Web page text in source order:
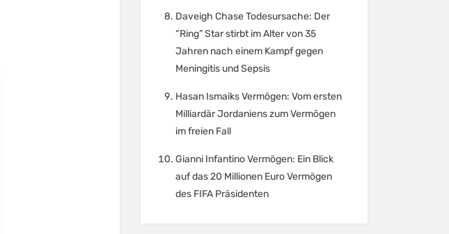
Daveigh Chase Todesursache: Der
“Ring” Star stirbt im Alter von 35
Jahren nach einem Kampf gegen
Meningitis und Sepsis
Hasan Ismaiks Vermögen: Vom ersten
Milliardär Jordaniens zum Vermögen
im freien Fall
Gianni Infantino Vermögen: Ein Blick
auf das 20 Millionen Euro Vermögen
des FIFA Präsidenten